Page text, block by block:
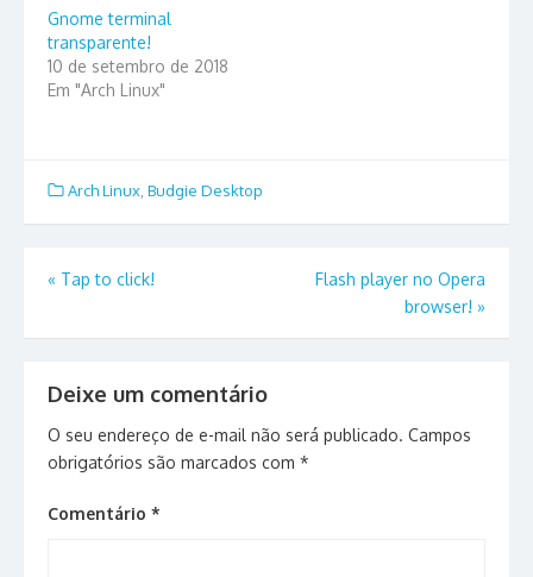
Gnome terminal
transparente!
10 de setembro de 2018
Em "Arch Linux"
Arch Linux Budgie Desktop
Navegação
« Tap to click!
Flash player no Opera
browser! »
Deixe um comentário
O seu endereço de e-mail não será publicado. Campos
obrigatórios são marcados com *
Comentário *